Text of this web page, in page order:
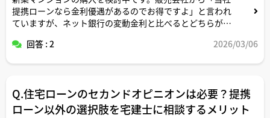
提携ローンなら金利優遇があるのでお得ですよ」と言われ
ていますが、ネット銀行の変動金利と比べるとどちらが本
ば教えてください。
回答 : 2 2026/03/06
Q.住宅ローンのセカンドオピニオンは必要？提携
ローン以外の選択肢を宅建士に相談するメリット